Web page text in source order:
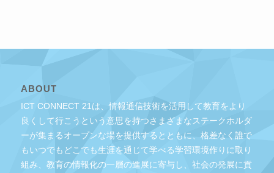
ABOUT
ICT CONNECT 21は、情報通信技術を活用して教育をより
良くして行こうという意思を持つさまざまなステークホルダ
ーが集まるオープンな場を提供するとともに、格差なく誰で
もいつでもどこでも生涯を通じて学べる学習環境作りに取り
組み、教育の情報化の一層の進展に寄与し、社会の発展に貢